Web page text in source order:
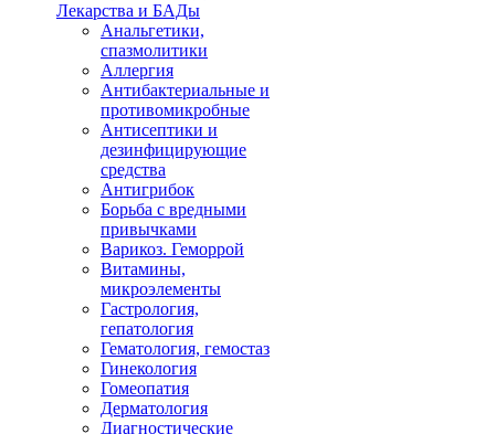
Лекарства и БАДы
Анальгетики,
спазмолитики
Аллергия
Антибактериальные и
противомикробные
Антисептики и
дезинфицирующие
средства
Антигрибок
Борьба с вредными
привычками
Варикоз. Геморрой
Витамины,
микроэлементы
Гастрология,
гепатология
Гематология, гемостаз
Гинекология
Гомеопатия
Дерматология
Диагностические